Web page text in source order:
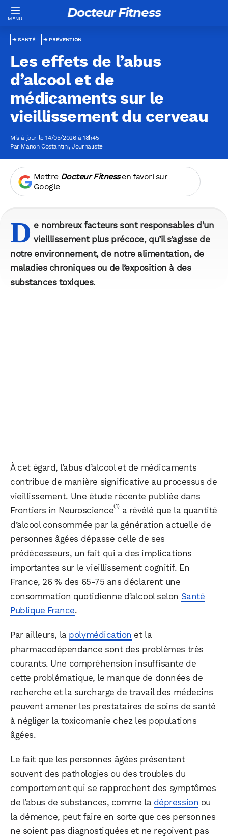
Docteur Fitness
PRÉVENTION
SANTÉ
Les effets de l’abus
d’alcool et de
médicaments sur le
vieillissement du cerveau
Mis à jour le 14/05/2026 à 18h45
Par Manon Costantini, Journaliste
Mettre Docteur Fitnessen favori sur
Google
D e nombreux facteurs sont responsables d’un
vieillissement plus précoce, qu’il s’agisse de
notre environnement, de notre alimentation, de
maladies chroniques ou de l’exposition à des
substances toxiques.
À cet égard, l’abus d’alcool et de médicaments
contribue de manière significative au processus de
vieillissement. Une étude récente publiée dans
Frontiers in Neuroscience(1) a révélé que la quantité
d’alcool consommée par la génération actuelle de
personnes âgées dépasse celle de ses
prédécesseurs, un fait qui a des implications
importantes sur le vieillissement cognitif. En
France, 26 % des 65-75 ans déclarent une
consommation quotidienne d’alcool selon Santé
Publique France.
Par ailleurs, la polymédication et la
pharmacodépendance sont des problèmes très
courants. Une compréhension insuffisante de
cette problématique, le manque de données de
recherche et la surcharge de travail des médecins
peuvent amener les prestataires de soins de santé
à négliger la toxicomanie chez les populations
âgées.
Le fait que les personnes âgées présentent
souvent des pathologies ou des troubles du
comportement qui se rapprochent des symptômes
de l’abus de substances, comme la dépression ou
la démence, peut faire en sorte que ces personnes
ne soient pas diagnostiquées et ne reçoivent pas